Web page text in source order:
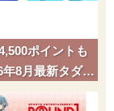
ポイントも
8月最新タダポ